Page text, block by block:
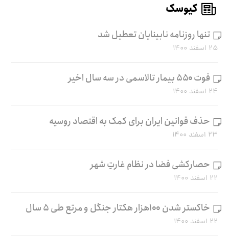
کیوسک
تنها روزنامه نابینایان تعطیل شد
۲۵ اسفند ۱۴۰۰
فوت ۵۵۰ بیمار تالاسمی در سه سال اخیر
۲۴ اسفند ۱۴۰۰
حذف قوانین ایران برای کمک به اقتصاد روسیه
۲۳ اسفند ۱۴۰۰
حصارکشی فضا در نظام غارتِ شهر
۲۲ اسفند ۱۴۰۰
خاکستر شدن ۱۰۰هزار هکتار جنگل و مرتع طی ۵ سال
۲۲ اسفند ۱۴۰۰